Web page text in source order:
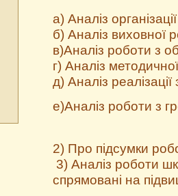
а) Аналіз
б) Аналіз виховної
в)Аналіз роботи з
г) Аналіз
д) Аналіз
е)Аналіз роботи з
2) Про підсумки
3) Аналіз роботи
спрямовані на